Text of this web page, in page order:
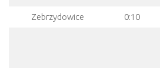
Zebrzydowice 0:10